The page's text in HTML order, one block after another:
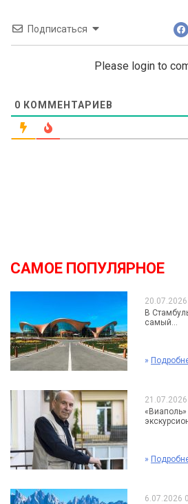
Подписаться
Please login to
0 КОММЕНТАРИЕВ
САМОЕ ПОПУЛЯРНОЕ
В
самый...
»
»
6.07.2026